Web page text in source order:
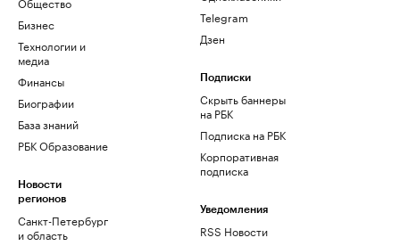
Бизнес
Технологии и
медиа
Финансы
Биографии
База знаний
РБК Образование
Новости
регионов
Санкт-Петербург
и область
Telegram
Дзен
Подписки
Скрыть баннеры
на РБК
Подписка на РБК
Корпоративная
подписка
Уведомления
RSS Новости